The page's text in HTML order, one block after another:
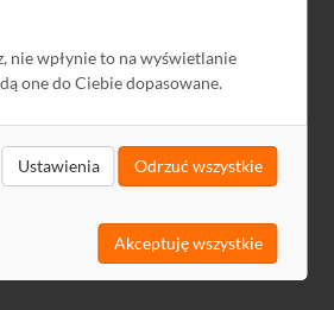
nie wpłynie to na wyświetlanie
one do Ciebie dopasowane.
Ustawienia Odrzuć wszystkie
Akceptuję wszystkie
℃
℃
% 5...90